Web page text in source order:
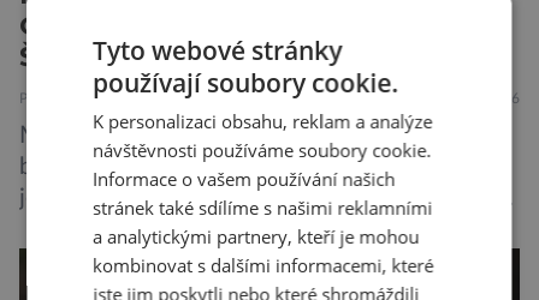
Guinnessovy knihy rekordů?
Šelmička s pruhem na hřbetě!
PŘÍRODA 5.8.2026
Medojed kapský je lasicovitá šelma, kterou
bychom velikostí mohli přirovnat k českému
jezevci. Je extrémně nebojácná, ostatně bývá
označována za nejodvážnější zvíře vůbec. V
této souvislosti je dokonce zapsána do
Guinnessovy knihy rekordů. Navzdory svému
Tyto webové stránky
používají soubory cookie.
K personalizaci obsahu, reklam a analýze
návštěvnosti používáme soubory cookie.
Informace o vašem používání našich
stránek také sdílíme s našimi reklamními
a analytickými partnery, kteří je mohou
kombinovat s dalšími informacemi, které
jste jim poskytli nebo které shromáždili